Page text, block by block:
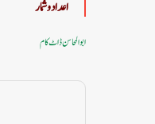
اعداد وشمار
ابوالمحاسن ڈاٹ کام